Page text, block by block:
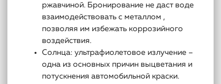
ржавчиной. Бронирование не даст воде
взаимодействовать с металлом ,
позволяя им избежать коррозийного
воздействия.
Солнца: ультрафиолетовое излучение –
одна из основных причин выцветания и
потускнения автомобильной краски.